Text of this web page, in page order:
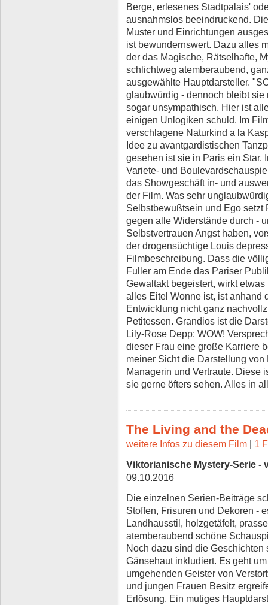
Berge, erlesenes Stadtpalais'
ausnahmslos beeindruckend.
Muster und Einrichtungen
ist bewundernswert. Dazu alles
der das Magische, Rätselhafte,
schlichtweg atemberaubend,
ausgewählte Hauptdarsteller.
glaubwürdig - dennoch bleibt sie
sogar unsympathisch. Hier ist
einigen Unlogiken schuld. Im
verschlagene Naturkind a la
Idee zu avantgardistischen
gesehen ist sie in Paris ein Star.
Variete- und
das Showgeschäft in- und
der Film. Was sehr
Selbstbewußtsein und Ego
gegen alle Widerstände durch -
Selbstvertrauen Angst haben,
der drogensüchtige Louis
Filmbeschreibung. Dass die
Fuller am Ende das Pariser
Gewaltakt begeistert, wirkt
alles Eitel Wonne ist, ist anhand
Entwicklung nicht ganz
Petitessen. Grandios ist die
Lily-Rose Depp: WOW!
dieser Frau eine große Karriere
meiner Sicht die Darstellung
Managerin und Vertraute. Diese
sie gerne öfters sehen. Alles in
The Living and the
weitere Infos zu diesem Film
1
Viktorianische Mystery-Serie -
09.10.2016
Die einzelnen Serien-Beiträge
Stoffen, Frisuren und Dekoren -
Landhausstil, holzgetäfelt,
atemberaubend schöne
Noch dazu sind die
Gänsehaut inkludiert. Es geht
umgehenden Geister von
und jungen Frauen Besitz
Erlösung. Ein mutiges